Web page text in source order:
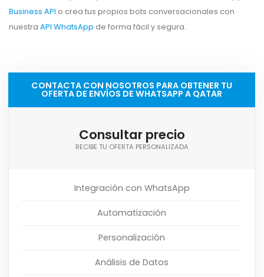
Business API o crea tus propios bots conversacionales con
nuestra API WhatsApp de forma fácil y segura.
CONTACTA CON NOSOTROS PARA OBTENER TU
OFERTA DE ENVÍOS DE WHATSAPP A QATAR
Consultar precio
RECIBE TU OFERTA PERSONALIZADA
Integración con WhatsApp
Automatización
Personalización
Análisis de Datos